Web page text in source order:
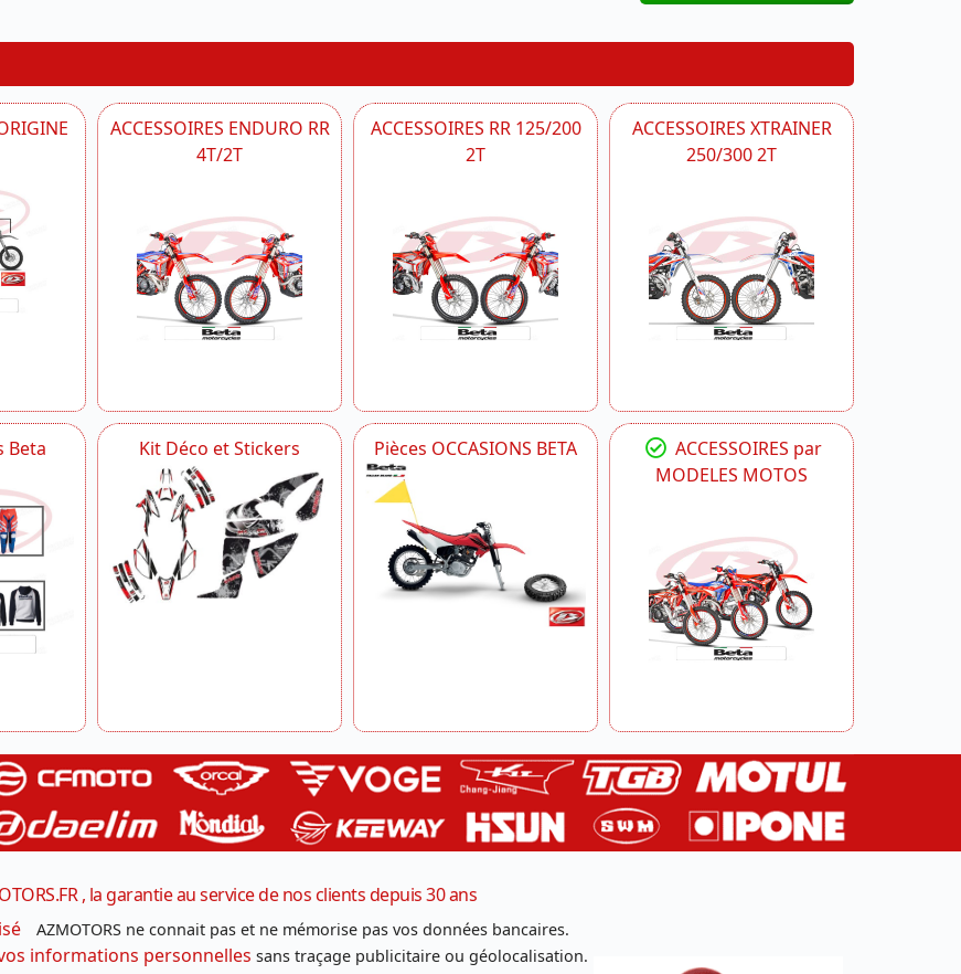
ACCESSOIRES ENDURO RR
4T/2T
ACCESSOIRES RR 125/200
2T
ACCESSOIRES XTRAINER
250/300 2T
Beta
Kit Déco et Stickers Pièces OCCASIONS BETA
ACCESSOIRES par
MODELES MOTOS
, la garantie au service de nos clients depuis 30 ans
AZMOTORS ne connait pas et ne mémorise pas vos données bancaires.
informations personnelles sans traçage publicitaire ou géolocalisation.